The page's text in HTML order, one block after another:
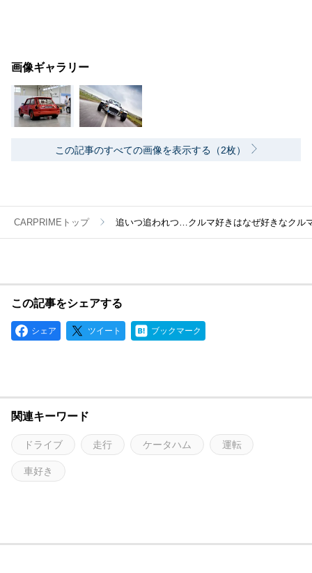
画像ギャラリー
この記事のすべての画像を表示する（2枚）
CARPRIMEトップ 追いつ追われつ…クルマ好きはなぜ好きなクル
この記事をシェアする
シェア ツイート ブックマーク
関連キーワード
ドライブ 走行 ケータハム 運転
車好き